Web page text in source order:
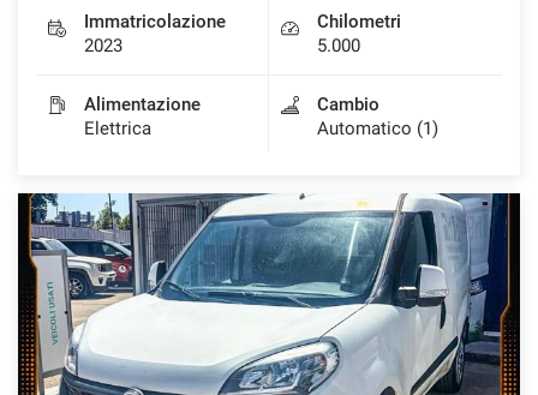
Immatricolazione
2023
Chilometri
5.000
Alimentazione
Elettrica
Cambio
Automatico (1)